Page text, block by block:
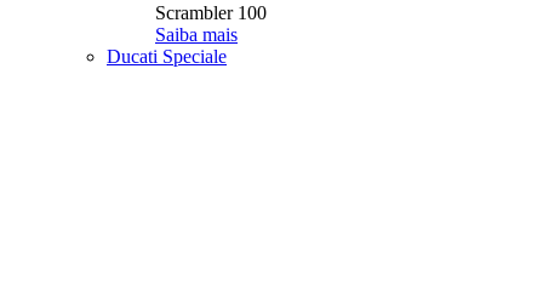
Scrambler 100
Saiba mais
Ducati Speciale